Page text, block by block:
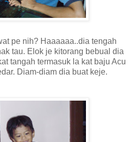
pe nih? Haaaaaa..dia tengah
tau. Elok je kitorang bebual dia
tangah termasuk la kat baju Acu
Diam-diam dia buat keje.